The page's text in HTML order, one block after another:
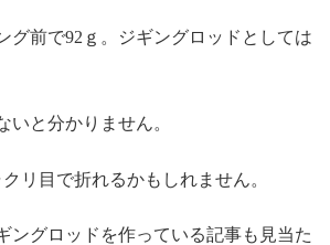
グ前で92ｇ。ジギングロッドとしては
いと分かりません。
リ目で折れるかもしれません。
ングロッドを作っている記事も見当た